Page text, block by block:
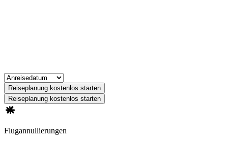
Reiseplanung kostenlos starten
Reiseplanung kostenlos starten
Flugannullierungen